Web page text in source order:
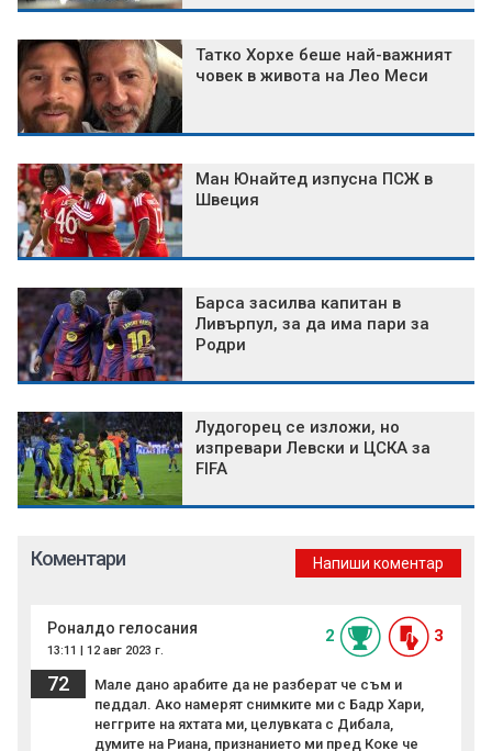
Татко Хорхе беше най-важният
човек в живота на Лео Меси
Ман Юнайтед изпусна ПСЖ в
Швеция
Барса засилва капитан в
Ливърпул, за да има пари за
Родри
Лудогорец се изложи, но
изпревари Левски и ЦСКА за
FIFA
Коментари Напиши коментар
Роналдо гелосания
13:11 | 12 авг 2023 г.
2 3
72
Мале дано арабите да не разберат че съм и
педдал. Ако намерят снимките ми с Бадр Хари,
неггрите на яхтата ми, целувката с Дибала,
думите на Риана, признанието ми пред Коке че